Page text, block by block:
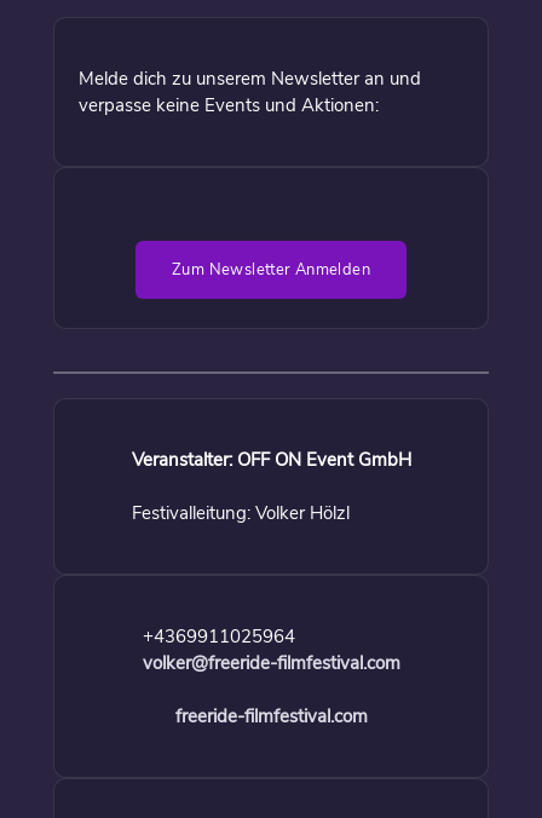
Melde dich zu unserem Newsletter an und
verpasse keine Events und Aktionen:
Zum Newsletter Anmelden
Veranstalter: OFF ON Event GmbH
Festivalleitung: Volker Hölzl
+4369911025964
volker@freeride-filmfestival.com
freeride-filmfestival.com